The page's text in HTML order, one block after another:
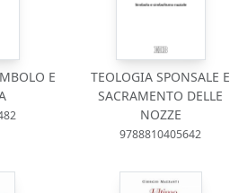
E
TEOLOGIA SPONSALE E
SACRAMENTO DELLE
NOZZE
9788810405642